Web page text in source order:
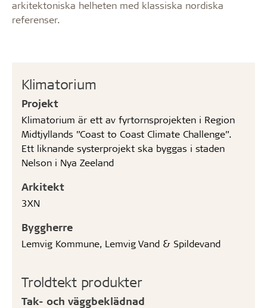
Klimatorium
Projekt
Klimatorium är ett av fyrtornsprojekten i Region
Midtjyllands ”Coast to Coast Climate Challenge”.
Ett liknande systerprojekt ska byggas i staden
Nelson i Nya Zeeland
Arkitekt
3XN
Byggherre
Lemvig Kommune, Lemvig Vand & Spildevand
Troldtekt produkter
Tak- och väggbeklädnad
arkitektoniska helheten med klassiska nordiska
referenser.